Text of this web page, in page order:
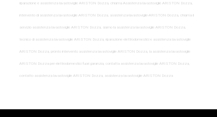
riparazione e assistenza lavastoviglie ARISTON Dozza, chiama Assistenza lavastoviglie ARISTON Dozza,
intervento di assistenza lavastoviglie ARISTON Dozza, assistenza-lavastoviglie-ARISTON-Dozza, chiama il
servizio assistenza lavastoviglie ARISTON Dozza, siamo la assistenza lavastoviglie ARISTON Dozza,
tecnico di assistenza lavastoviglie ARISTON Dozza, riparazione elettrodomestici e assistenza lavastoviglie
ARISTON Dozza, pronto intervento assistenza lavastoviglie ARISTON Dozza, la assistenza lavastoviglie
ARISTON Dozza per elettrodomestici fuori garanzia, contatta assistenza lavastoviglie ARISTON Dozza,
contatto assistenza lavastoviglie ARISTON Dozza, assistenza lavastoviglie ARISTON Dozza